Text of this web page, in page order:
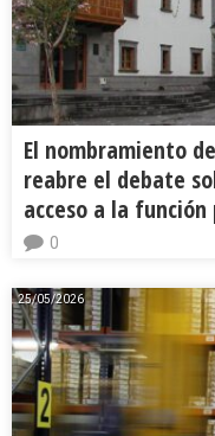
El nombramiento
reabre el debate
acceso a la función
0
25/05/2026